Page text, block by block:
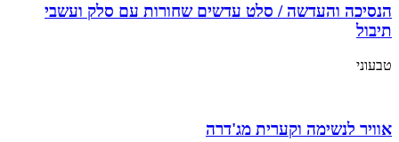
הנסיכה והעדשה / סלט עדשים שחורות עם סלק ועשבי
תיבול
טבעוני
אוויר לנשימה וקערית מג'דרה